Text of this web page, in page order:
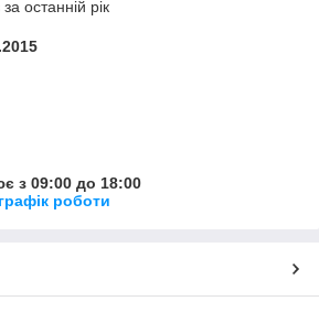
останній рік
з 09:00 до 18:00
роботи